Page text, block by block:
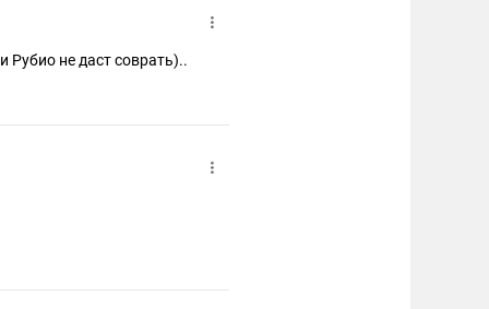
Рубио не даст соврать)..